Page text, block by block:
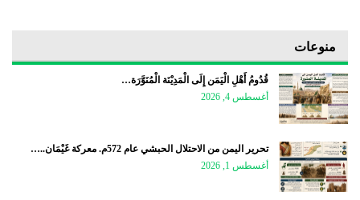
منوعات
قُدُومُ أَهْلِ الْيَمَن إِلَى الْمَدِيْنَة الْمُنَوَّرَة…
أغسطس 4, 2026
تحرير اليمن من الاحتلال الحبشي عام 572م. معركة غَيْمَان..…
أغسطس 1, 2026